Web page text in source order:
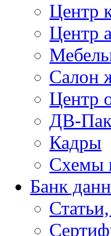
Центр
Центр
Салон
Центр
ДВ-Пак
Кадры
Схемы
Банк